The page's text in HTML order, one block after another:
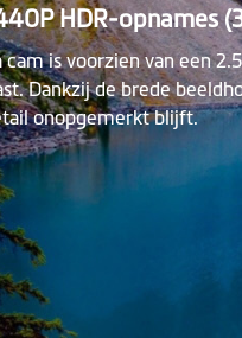
HDR-opnames
cam is voorzien van een
Dankzij de brede
onopgemerkt blijft.